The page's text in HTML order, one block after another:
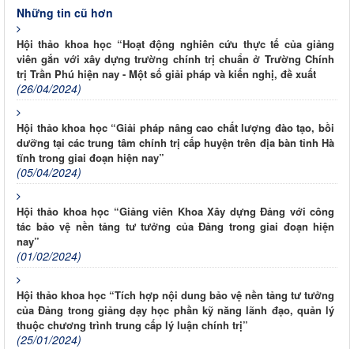
Những tin cũ hơn
Hội thảo khoa học “Hoạt động nghiên cứu thực tế của giảng
viên gắn với xây dựng trường chính trị chuẩn ở Trường Chính
trị Trần Phú hiện nay - Một số giải pháp và kiến nghị, đề xuất
(26/04/2024)
Hội thảo khoa học “Giải pháp nâng cao chất lượng đào tạo, bồi
dưỡng tại các trung tâm chính trị cấp huyện trên địa bàn tỉnh Hà
tĩnh trong giai đoạn hiện nay”
(05/04/2024)
Hội thảo khoa học “Giảng viên Khoa Xây dựng Đảng với công
tác bảo vệ nền tảng tư tưởng của Đảng trong giai đoạn hiện
nay”
(01/02/2024)
Hội thảo khoa học “Tích hợp nội dung bảo vệ nền tảng tư tưởng
của Đảng trong giảng dạy học phần kỹ năng lãnh đạo, quản lý
thuộc chương trình trung cấp lý luận chính trị”
(25/01/2024)